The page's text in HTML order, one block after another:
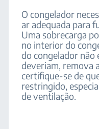
O congelador
ar adequada para
Uma sobrecarga
no interior do
do congelador
deveriam, remova
certifique-se de
restringido,
de ventilação.